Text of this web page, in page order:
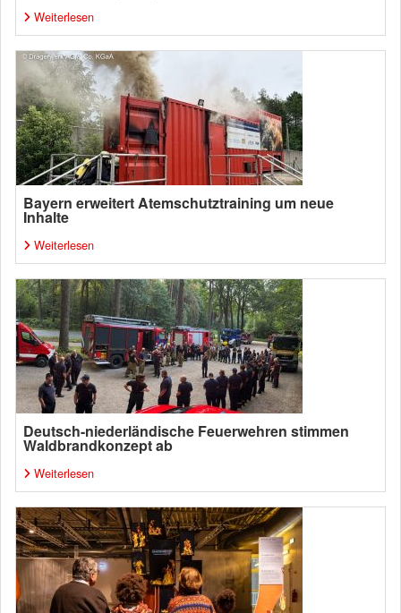
Weiterlesen
Bayern erweitert Atemschutztraining um neue
Inhalte
Weiterlesen
Deutsch-niederländische Feuerwehren stimmen
Waldbrandkonzept ab
Weiterlesen